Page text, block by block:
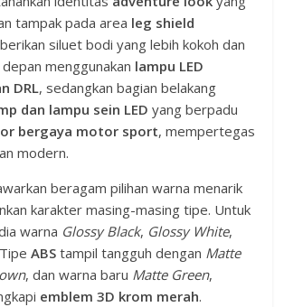
tampak pada area leg shield
siluet bodi yang lebih kokoh dan
menggunakan lampu LED
DRL, sedangkan bagian belakang
dan lampu sein LED yang berpadu
bergaya motor sport, mempertegas
modern.
beragam pilihan warna menarik
karakter masing-masing tipe. Untuk
warna Glossy Black, Glossy White,
ABS tampil tangguh dengan Matte
, dan warna baru Matte Green,
emblem 3D krom merah.